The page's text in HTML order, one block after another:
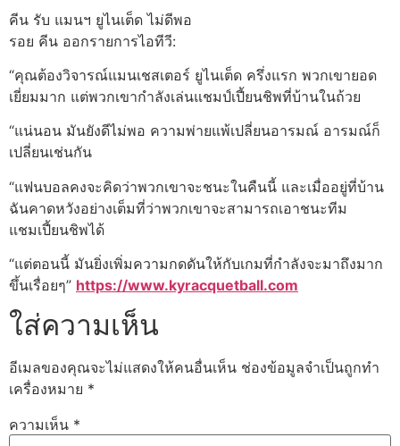
คีน รับ แมนฯ ยูไนเต็ด ไม่ดีพอ
รอย คีน ออกรายการไอทีวี:
“คุณต้องวิจารณ์แมนเชสเตอร์ ยูไนเต็ด ครึ่งแรก พวกเขายอด
เยี่ยมมาก แต่พวกเขากำลังเล่นแชมป์เปี้ยนชิพที่บ้านในถ้วย
“แน่นอน มันยังดีไม่พอ ความพ่ายแพ้เปลี่ยนอารมณ์ อารมณ์ก็
เปลี่ยนเช่นกัน
“แฟนบอลคงจะคิดว่าพวกเขาจะชนะในคืนนี้ และเมื่ออยู่ที่บ้าน
ฉันคาดหวังอย่างเต็มที่ว่าพวกเขาจะสามารถเอาชนะทีม
แชมเปี้ยนชิพได้
“แต่ตอนนี้ มันยิ่งเพิ่มความกดดันให้กับเกมที่กำลังจะมาถึงมาก
ขึ้นเรื่อยๆ” https://www.kyracquetball.com
ใส่ความเห็น
อีเมลของคุณจะไม่แสดงให้คนอื่นเห็น ช่องข้อมูลจำเป็นถูกทำ
เครื่องหมาย *
ความเห็น *